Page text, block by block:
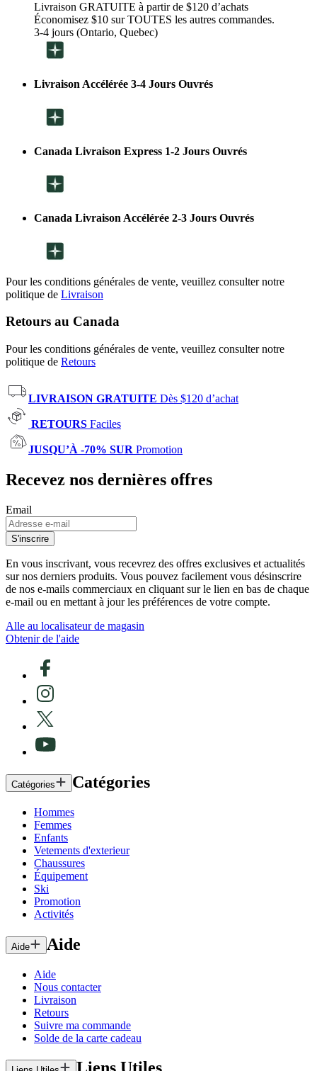
Livraison GRATUITE à partir de $120 d’achats
Économisez $10 sur TOUTES les autres commandes.
3-4 jours (Ontario, Quebec)
Livraison Accélérée 3-4 Jours Ouvrés
Canada Livraison Express 1-2 Jours Ouvrés
Canada Livraison Accélérée 2-3 Jours Ouvrés
Pour les conditions générales de vente, veuillez consulter notre
politique de Livraison
Retours au Canada
Pour les conditions générales de vente, veuillez consulter notre
politique de Retours
LIVRAISON GRATUITE Dès $120 d’achat
RETOURS Faciles
JUSQU’À -70% SUR Promotion
Recevez nos dernières offres
Email
S'inscrire
En vous inscrivant, vous recevrez des offres exclusives et actualités
sur nos derniers produits. Vous pouvez facilement vous désinscrire
de nos e-mails commerciaux en cliquant sur le lien en bas de chaque
e-mail ou en mettant à jour les préférences de votre compte.
Alle au localisateur de magasin
Obtenir de l'aide
Catégories Catégories
Hommes
Femmes
Enfants
Vetements d'exterieur
Chaussures
Équipement
Ski
Promotion
Activités
Aide Aide
Aide
Nous contacter
Livraison
Retours
Suivre ma commande
Solde de la carte cadeau